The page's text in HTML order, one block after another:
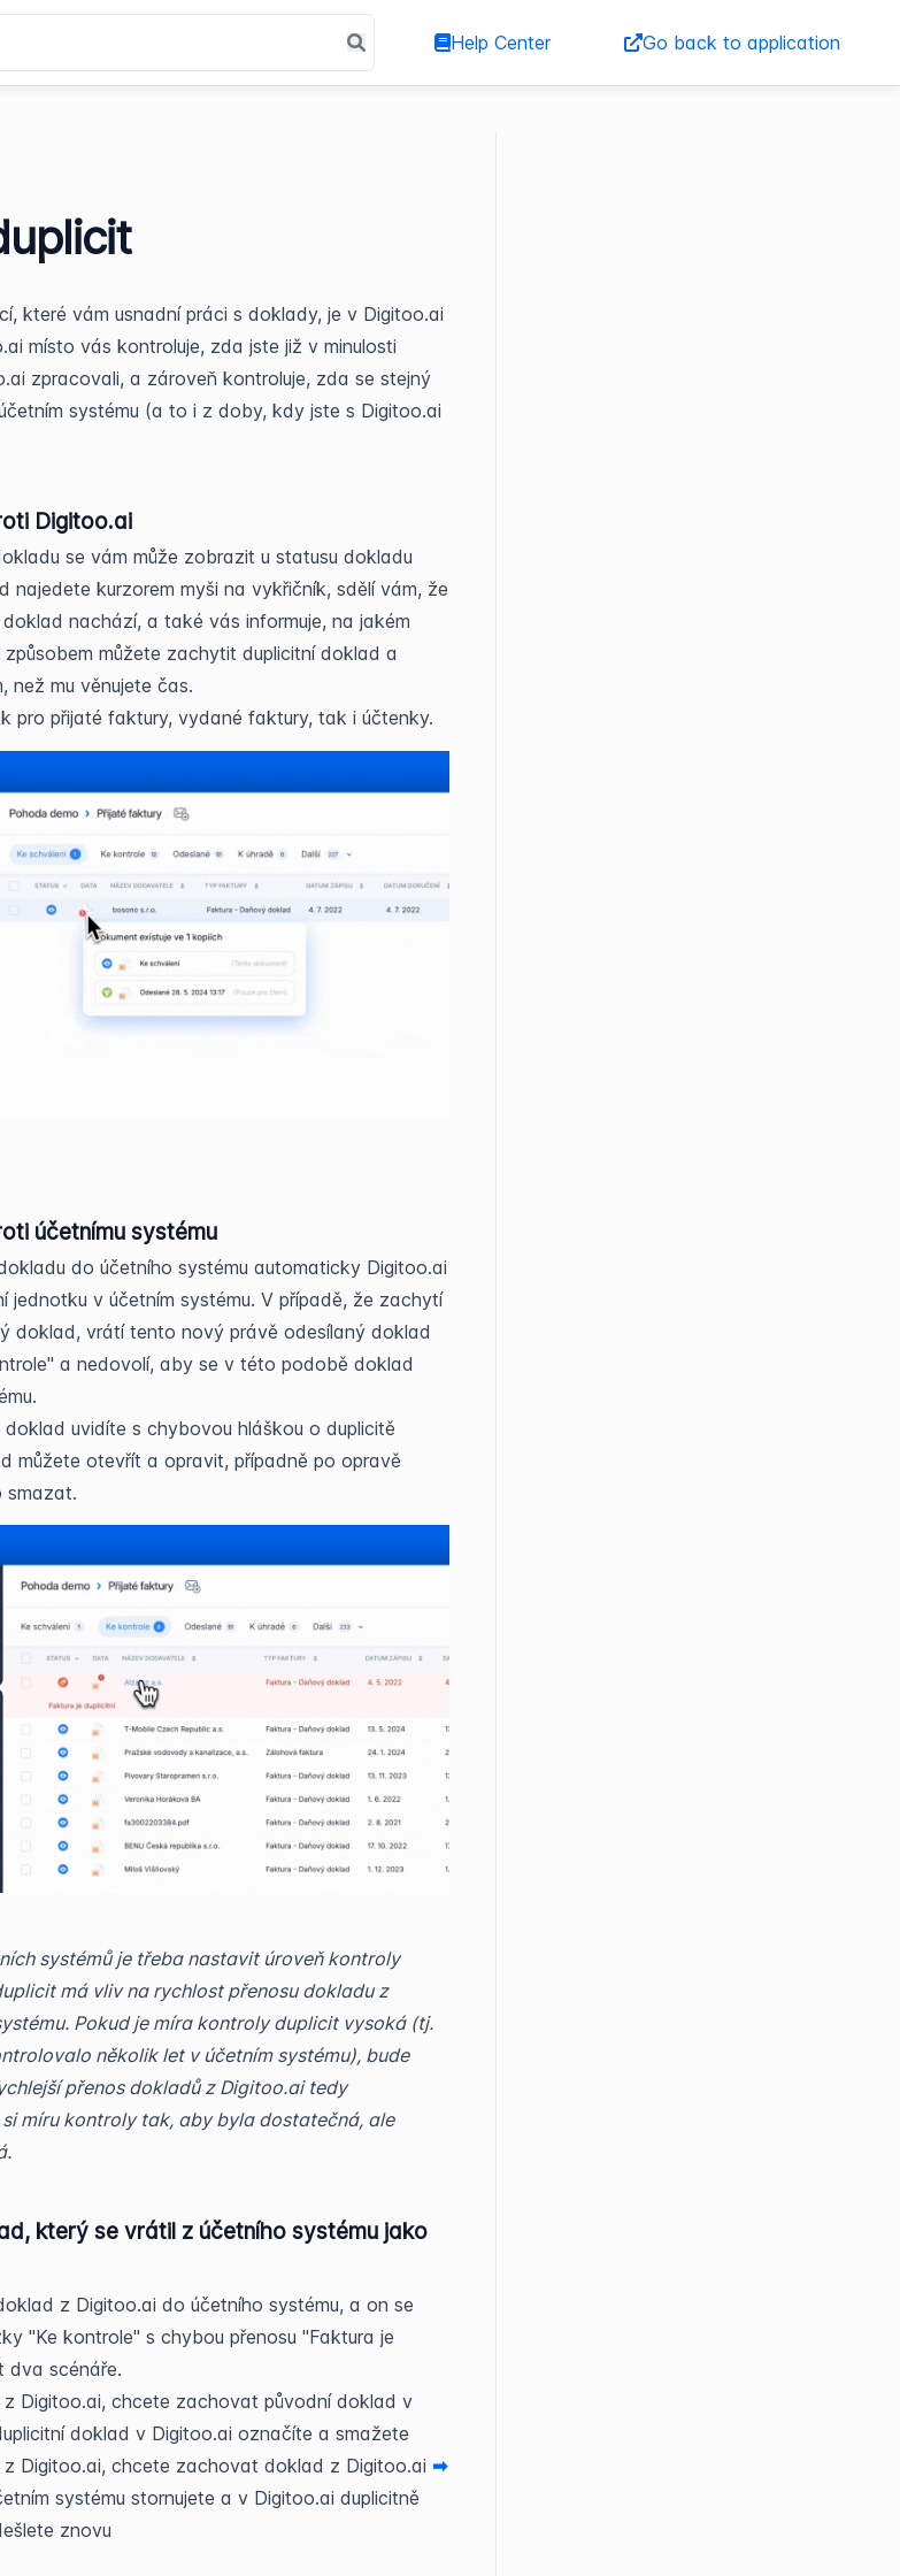
Help Center Go back to application
které vám usnadní práci s doklady, je v Digitoo.ai
místo vás kontroluje, zda jste již v minulosti
zpracovali, a zároveň kontroluje, zda se stejný
systému (a to i z doby, kdy jste s Digitoo.ai
Digitoo.ai
se vám může zobrazit u statusu dokladu
najedete kurzorem myši na vykřičník, sdělí vám, že
nachází, a také vás informuje, na jakém
můžete zachytit duplicitní doklad a
než mu věnujete čas.
pro přijaté faktury, vydané faktury, tak i účtenky.
účetnímu systému
do účetního systému automaticky Digitoo.ai
jednotku v účetním systému. V případě, že zachytí
doklad, vrátí tento nový právě odesílaný doklad
a nedovolí, aby se v této podobě doklad
uvidíte s chybovou hláškou o duplicitě
můžete otevřít a opravit, případně po opravě
smazat.
systémů je třeba nastavit úroveň kontroly
má vliv na rychlost přenosu dokladu z
Pokud je míra kontroly duplicit vysoká (tj.
několik let v účetním systému), bude
přenos dokladů z Digitoo.ai tedy
míru kontroly tak, aby byla dostatečná, ale
který se vrátil z účetního systému jako
z Digitoo.ai do účetního systému, a on se
"Ke kontrole" s chybou přenosu "Faktura je
dva scénáře.
Digitoo.ai, chcete zachovat původní doklad v
doklad v Digitoo.ai označíte a smažete
Digitoo.ai, chcete zachovat doklad z Digitoo.ai ➡
systému stornujete a v Digitoo.ai duplicitně
znovu